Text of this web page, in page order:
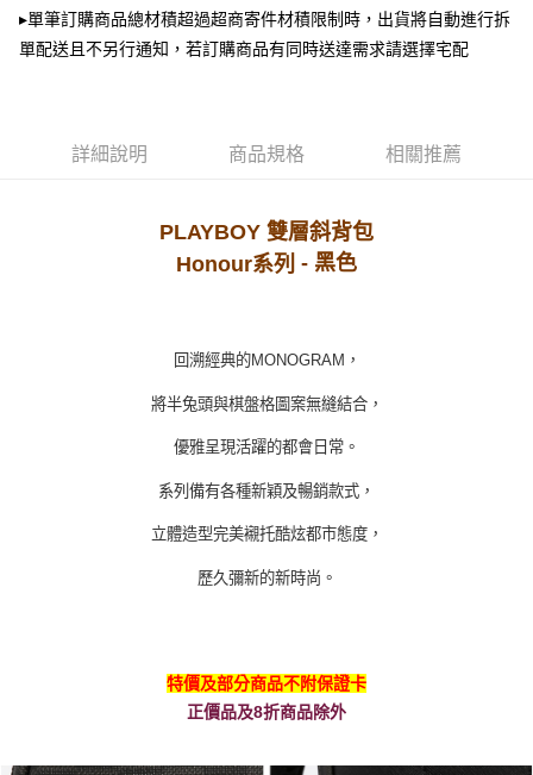
宅配
每筆NT$100，滿NT$700(含以上)免運費
▸單筆訂購商品總材積超過超商寄件材積限制時，出貨將自動進行拆
單配送且不另行通知，若訂購商品有同時送達需求請選擇宅配
詳細說明 商品規格 相關推薦
PLAYBOY 雙層斜背包
Honour系列 - 黑色
回溯經典的MONOGRAM ，
將半兔頭與棋盤格圖案無縫結合，
優雅呈現活躍的都會日常。
系列備有各種新穎及暢銷款式，
立體造型完美襯托酷炫都市態度，
歷久彌新的新時尚。
特價及部分商品不附保證卡
正價品及8折商品除外